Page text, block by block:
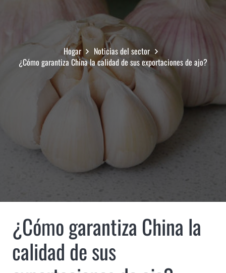
Hogar
Noticias del sector
¿Cómo garantiza China la calidad de sus exportaciones de ajo?
¿Cómo garantiza China la
calidad de sus